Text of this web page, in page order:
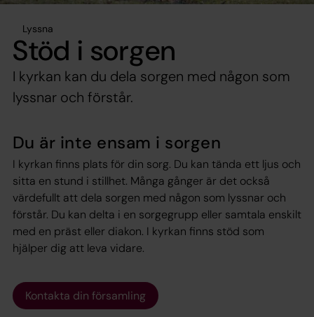
Lyssna
Stöd i sorgen
I kyrkan kan du dela sorgen med någon som
lyssnar och förstår.
Du är inte ensam i sorgen
I kyrkan finns plats för din sorg. Du kan tända ett ljus och
sitta en stund i stillhet. Många gånger är det också
värdefullt att dela sorgen med någon som lyssnar och
förstår. Du kan delta i en sorgegrupp eller samtala enskilt
med en präst eller diakon. I kyrkan finns stöd som
hjälper dig att leva vidare.
Kontakta din församling